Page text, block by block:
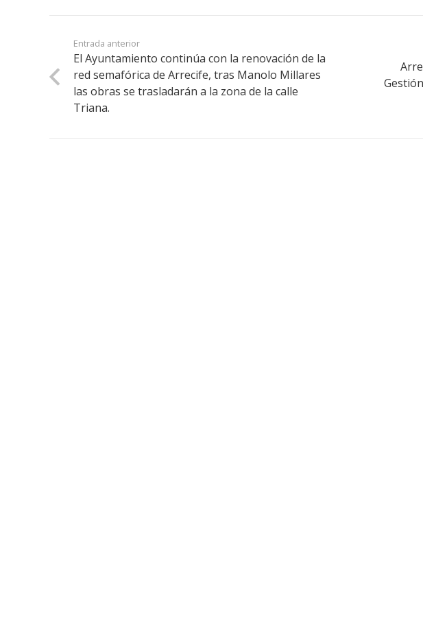
Entrada anterior
El Ayuntamiento continúa con la renovación de la
red semafórica de Arrecife, tras Manolo Millares
las obras se trasladarán a la zona de la calle
Triana.